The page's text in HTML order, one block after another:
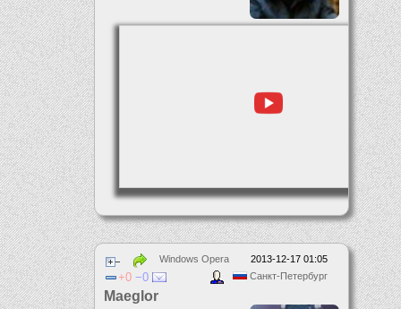
2013-12-17 01:05
Windows Opera
Санкт-Петербург
0 0
Maeglor